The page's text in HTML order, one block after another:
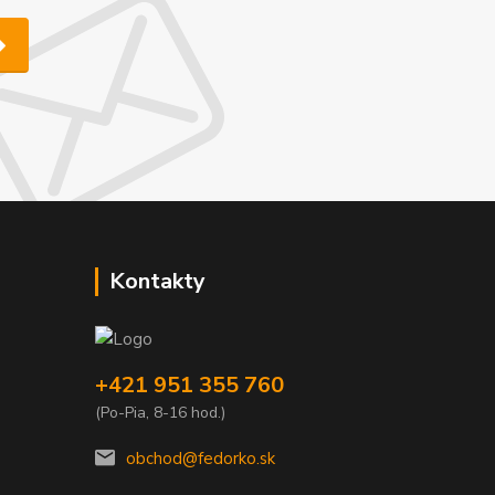
Kontakty
+421 951 355 760
(Po-Pia, 8-16 hod.)
obchod@fedorko.sk